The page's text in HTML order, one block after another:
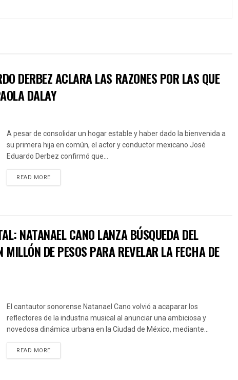
DERBEZ ACLARA LAS RAZONES POR LAS QUE
DALAY
A pesar de consolidar un hogar estable y haber dado la bienvenida a
su primera hija en común, el actor y conductor mexicano José
Eduardo Derbez confirmó que...
READ MORE
NATANAEL CANO LANZA BÚSQUEDA DEL
DE PESOS PARA REVELAR LA FECHA DE
El cantautor sonorense Natanael Cano volvió a acaparar los
reflectores de la industria musical al anunciar una ambiciosa y
novedosa dinámica urbana en la Ciudad de México, mediante...
READ MORE